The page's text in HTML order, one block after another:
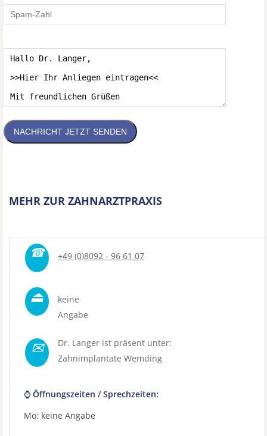
NACHRICHT JETZT SENDEN
MEHR ZUR ZAHNARZTPRAXIS
☎ +49 (0)8092 - 96 61 07
⏏
keine
Angabe
✉
Dr. Langer ist präsent unter:
Zahnimplantate Wemding
⌚ Öffnungszeiten / Sprechzeiten:
Mo: keine Angabe